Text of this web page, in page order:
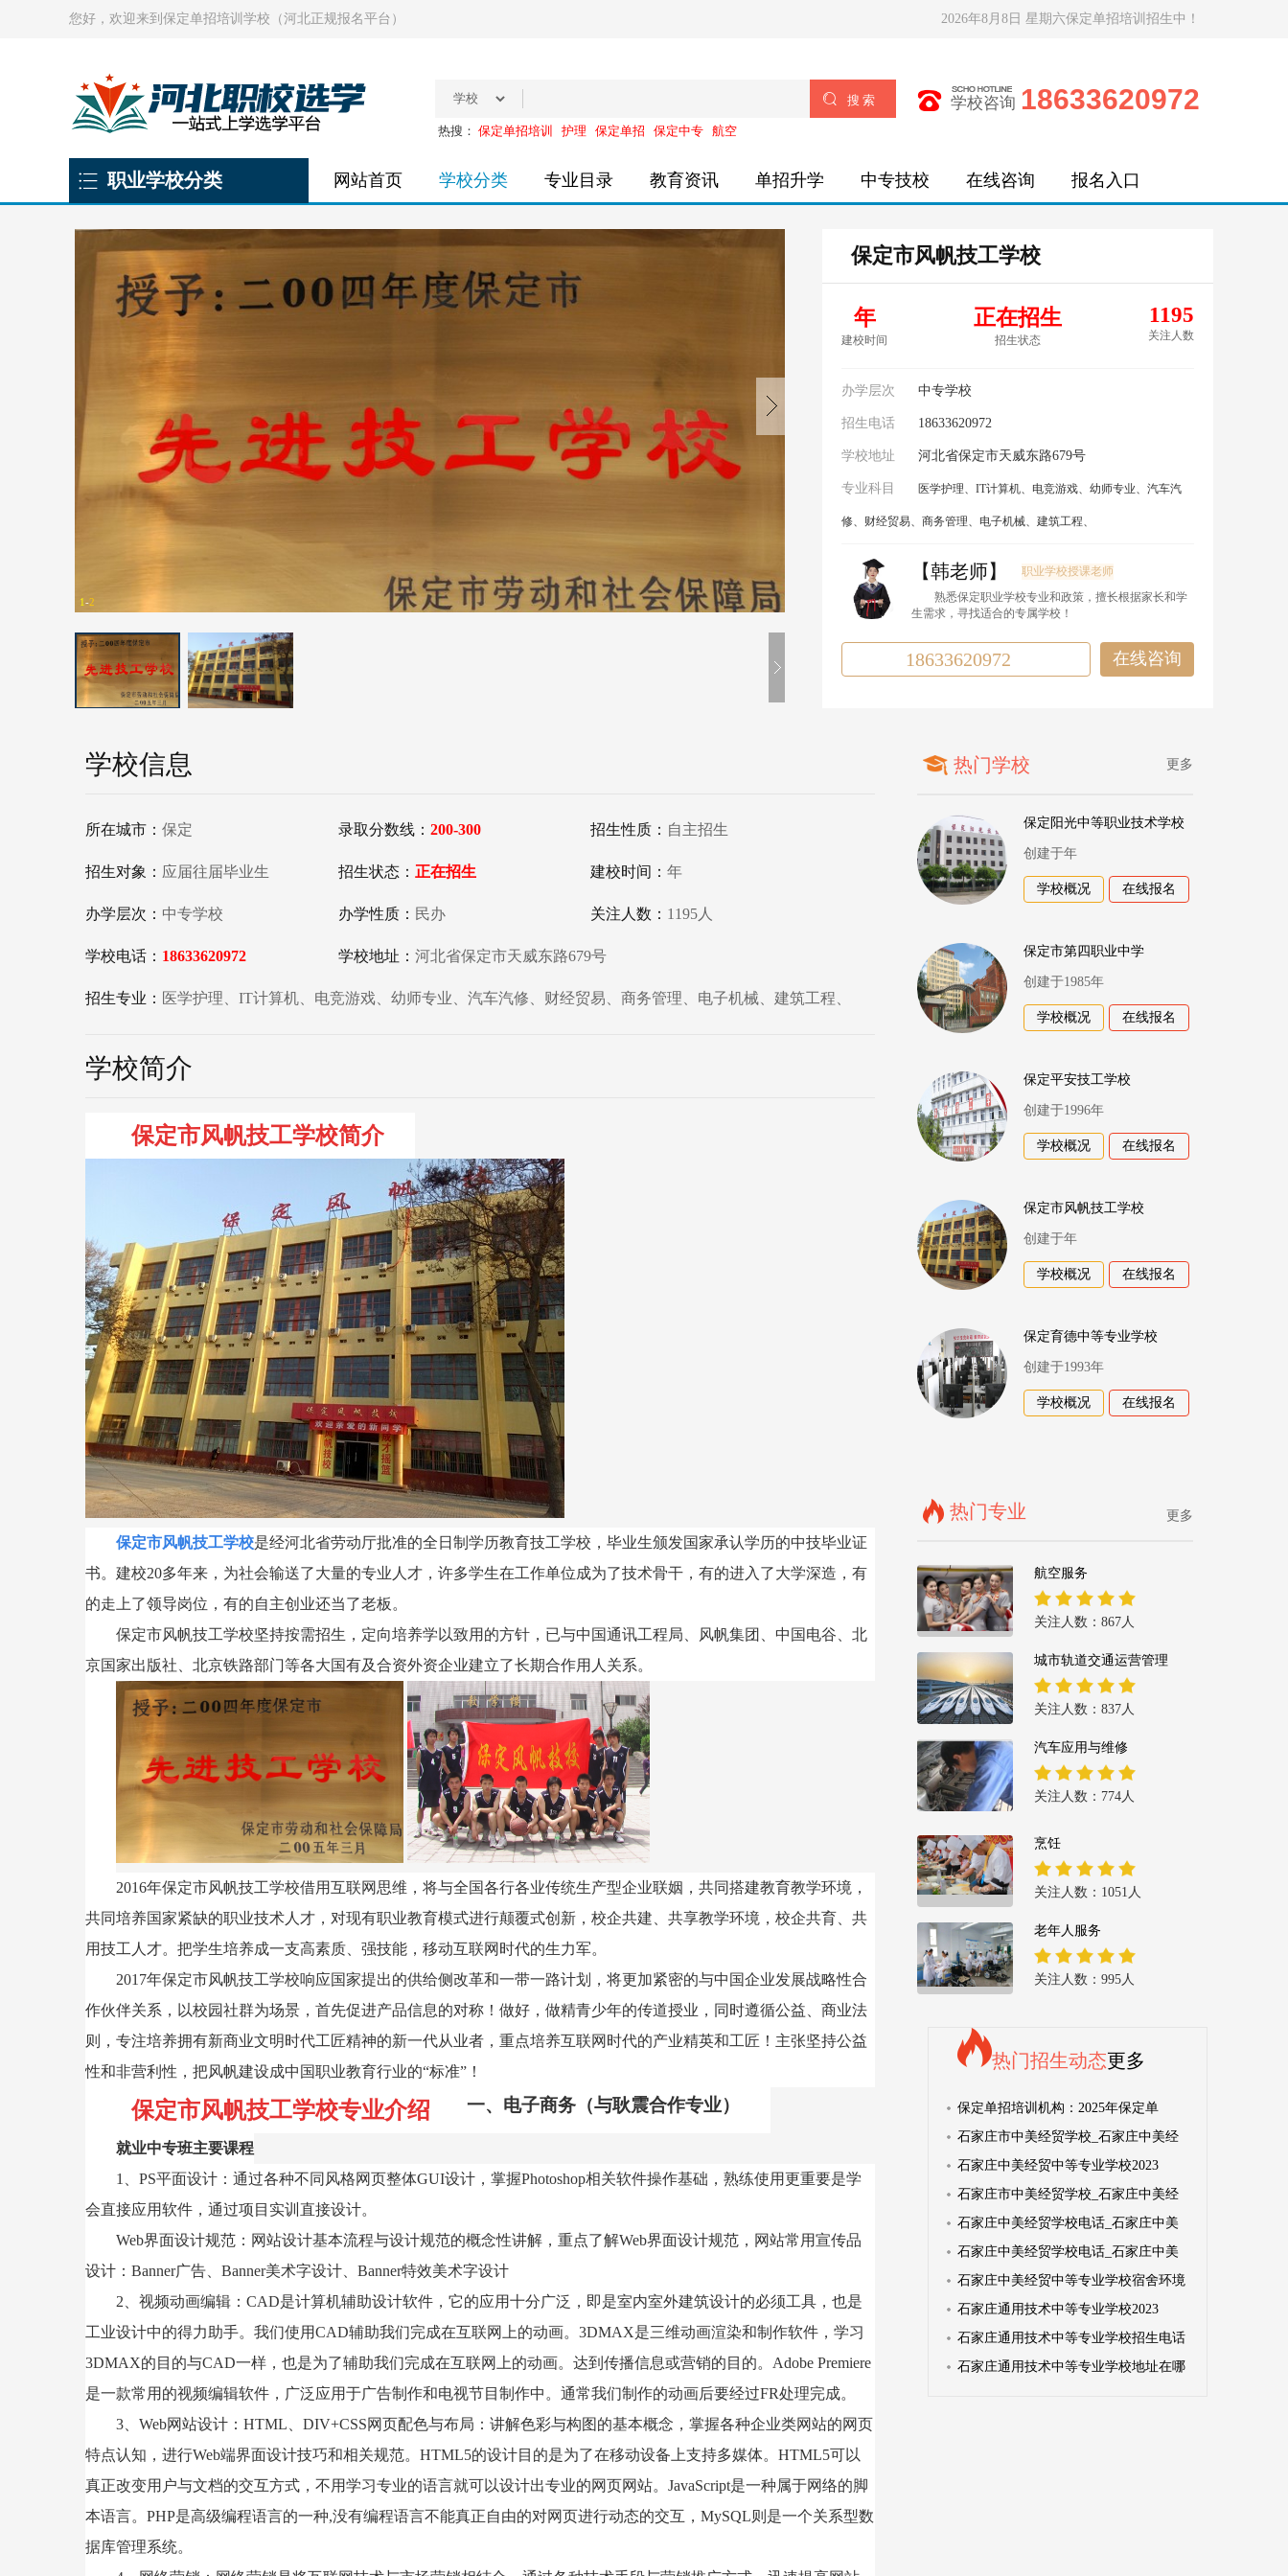
您好，欢迎来到保定单招培训学校（河北正规报名平台） 2026年8月8日 星期六保定单招培训招生中！

热搜： 保定单招培训 护理 保定单招 保定中专 航空
学校咨询 18633620972
职业学校分类 网站首页 学校分类 专业目录 教育资讯 单招升学 中专技校 在线咨询 报名入口
1-2
保定市风帆技工学校
年
建校时间
正在招生
招生状态
1195
关注人数
办学层次 中专学校
招生电话 18633620972
学校地址 河北省保定市天威东路679号
专业科目 医学护理、IT计算机、电竞游戏、幼师专业、汽车汽
修、财经贸易、商务管理、电子机械、建筑工程、
【韩老师】
职业学校授课老师
熟悉保定职业学校专业和政策，擅长根据家长和学
生需求，寻找适合的专属学校！
18633620972 在线咨询
学校信息
所在城市：保定 录取分数线： 200-300 招生性质： 自主招生
招生对象： 应届往届毕业生 招生状态： 正在招生 建校时间：年
办学层次： 中专学校 办学性质： 民办 关注人数： 1195人
学校电话： 18633620972 学校地址： 河北省保定市天威东路679号
招生专业： 医学护理、IT计算机、电竞游戏、幼师专业、汽车汽修、财经贸易、商务管理、电子机械、建筑工程、
学校简介
保定市风帆技工学校简介
保定市风帆技工学校是经河北省劳动厅批准的全日制学历教育技工学校，毕业生颁发国家承认学历的中技毕业证
书。建校20多年来，为社会输送了大量的专业人才，许多学生在工作单位成为了技术骨干，有的进入了大学深造，有
的走上了领导岗位，有的自主创业还当了老板。
保定市风帆技工学校坚持按需招生，定向培养学以致用的方针，已与中国通讯工程局、风帆集团、中国电谷、北
京国家出版社、北京铁路部门等各大国有及合资外资企业建立了长期合作用人关系。
2016年保定市风帆技工学校借用互联网思维，将与全国各行各业传统生产型企业联姻，共同搭建教育教学环境，
共同培养国家紧缺的职业技术人才，对现有职业教育模式进行颠覆式创新，校企共建、共享教学环境，校企共育、共
用技工人才。把学生培养成一支高素质、强技能，移动互联网时代的生力军。
2017年保定市风帆技工学校响应国家提出的供给侧改革和一带一路计划，将更加紧密的与中国企业发展战略性合
作伙伴关系，以校园社群为场景，首先促进产品信息的对称！做好，做精青少年的传道授业，同时遵循公益、商业法
则，专注培养拥有新商业文明时代工匠精神的新一代从业者，重点培养互联网时代的产业精英和工匠！主张坚持公益
性和非营利性，把风帆建设成中国职业教育行业的“标准” ！
保定市风帆技工学校专业介绍 一、电子商务（与耿震合作专业）
就业中专班主要课程
1、PS平面设计：通过各种不同风格网页整体GUI设计，掌握Photoshop相关软件操作基础，熟练使用更重要是学
会直接应用软件，通过项目实训直接设计。
Web界面设计规范：网站设计基本流程与设计规范的概念性讲解，重点了解Web界面设计规范，网站常用宣传品
设计：Banner广告、Banner美术字设计、Banner特效美术字设计
2、视频动画编辑：CAD是计算机辅助设计软件，它的应用十分广泛，即是室内室外建筑设计的必须工具，也是
工业设计中的得力助手。我们使用CAD辅助我们完成在互联网上的动画。3DMAX是三维动画渲染和制作软件，学习
3DMAX的目的与CAD一样，也是为了辅助我们完成在互联网上的动画。达到传播信息或营销的目的。 Adobe Premiere
是一款常用的视频编辑软件，广泛应用于广告制作和电视节目制作中。通常我们制作的动画后要经过FR处理完成。
3、Web网站设计：HTML 、DIV+CSS网页配色与布局：讲解色彩与构图的基本概念，掌握各种企业类网站的网页
特点认知，进行Web端界面设计技巧和相关规范。HTML5的设计目的是为了在移动设备上支持多媒体。HTML5可以
真正改变用户与文档的交互方式，不用学习专业的语言就可以设计出专业的网页网站。JavaScript是一种属于网络的脚
本语言。PHP是高级编程语言的一种,没有编程语言不能真正自由的对网页进行动态的交互，MySQL则是一个关系型数
据库管理系统。
热门学校 更多
保定阳光中等职业技术学校
创建于年
学校概况 在线报名
保定市第四职业中学
创建于1985年
学校概况 在线报名
保定平安技工学校
创建于1996年
学校概况 在线报名
保定市风帆技工学校
创建于年
学校概况 在线报名
保定育德中等专业学校
创建于1993年
学校概况 在线报名
热门专业 更多
航空服务
关注人数：867人
城市轨道交通运营管理
关注人数：837人
汽车应用与维修
关注人数：774人
烹饪
关注人数：1051人
老年人服务
关注人数：995人
热门招生动态更多
保定单招培训机构：2025年保定单
石家庄市中美经贸学校_石家庄中美经
石家庄中美经贸中等专业学校2023
石家庄市中美经贸学校_石家庄中美经
石家庄中美经贸学校电话_石家庄中美
石家庄中美经贸学校电话_石家庄中美
石家庄中美经贸中等专业学校宿舍环境
石家庄通用技术中等专业学校2023
石家庄通用技术中等专业学校招生电话
石家庄通用技术中等专业学校地址在哪